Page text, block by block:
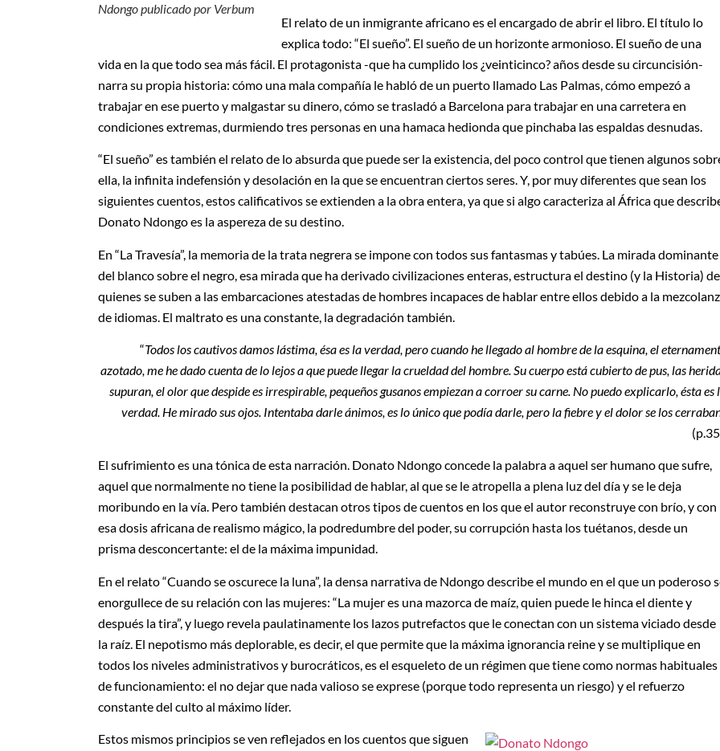
Ndongo publicado por Verbum
El relato de un inmigrante africano es el encargado de abrir el libro. El título lo
explica todo: “El sueño”. El sueño de un horizonte armonioso. El sueño de una
vida en la que todo sea más fácil. El protagonista -que ha cumplido los ¿veinticinco? años desde su circuncisión-
narra su propia historia: cómo una mala compañía le habló de un puerto llamado Las Palmas, cómo empezó a
trabajar en ese puerto y malgastar su dinero, cómo se trasladó a Barcelona para trabajar en una carretera en
condiciones extremas, durmiendo tres personas en una hamaca hedionda que pinchaba las espaldas desnudas.
“El sueño” es también el relato de lo absurda que puede ser la existencia, del poco control que tienen algunos
ella, la infinita indefensión y desolación en la que se encuentran ciertos seres. Y, por muy diferentes que sean los
siguientes cuentos, estos calificativos se extienden a la obra entera, ya que si algo caracteriza al África que
Donato Ndongo es la aspereza de su destino.
En “La Travesía”, la memoria de la trata negrera se impone con todos sus fantasmas y tabúes. La mirada dominante
del blanco sobre el negro, esa mirada que ha derivado civilizaciones enteras, estructura el destino (y la Historia) de
quienes se suben a las embarcaciones atestadas de hombres incapaces de hablar entre ellos debido a la
de idiomas. El maltrato es una constante, la degradación también.
“Todos los cautivos damos lástima, ésa es la verdad, pero cuando he llegado al hombre de la esquina, el
azotado, me he dado cuenta de lo lejos a que puede llegar la crueldad del hombre. Su cuerpo está cubierto de pus, las
supuran, el olor que despide es irrespirable, pequeños gusanos empiezan a corroer su carne. No puedo explicarlo, ésta es
verdad. He mirado sus ojos. Intentaba darle ánimos, es lo único que podía darle, pero la fiebre y el dolor se los
El sufrimiento es una tónica de esta narración. Donato Ndongo concede la palabra a aquel ser humano que sufre,
aquel que normalmente no tiene la posibilidad de hablar, al que se le atropella a plena luz del día y se le deja
moribundo en la vía. Pero también destacan otros tipos de cuentos en los que el autor reconstruye con brío, y con
esa dosis africana de realismo mágico, la podredumbre del poder, su corrupción hasta los tuétanos, desde un
prisma desconcertante: el de la máxima impunidad.
En el relato “Cuando se oscurece la luna”, la densa narrativa de Ndongo describe el mundo en el que un poderoso
enorgullece de su relación con las mujeres: “La mujer es una mazorca de maíz, quien puede le hinca el diente y
después la tira”, y luego revela paulatinamente los lazos putrefactos que le conectan con un sistema viciado desde
la raíz. El nepotismo más deplorable, es decir, el que permite que la máxima ignorancia reine y se multiplique en
todos los niveles administrativos y burocráticos, es el esqueleto de un régimen que tiene como normas habituales
de funcionamiento: el no dejar que nada valioso se exprese (porque todo representa un riesgo) y el refuerzo
constante del culto al máximo líder.
Estos mismos principios se ven reflejados en los cuentos que siguen